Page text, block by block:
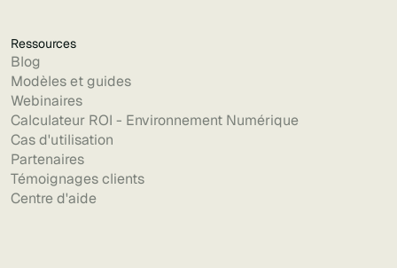
Ressources
Blog
Modèles et guides
Webinaires
Calculateur ROI - Environnement Numérique
Cas d'utilisation
Partenaires
Témoignages clients
Centre d'aide